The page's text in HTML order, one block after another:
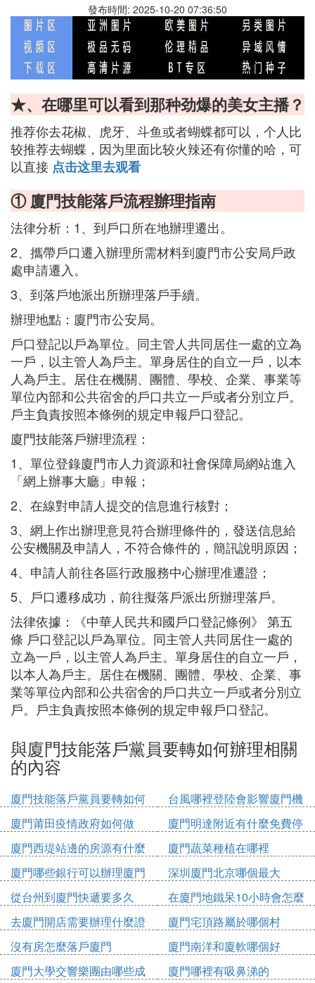
發布時間: 2025-10-20 07:36:50
★、在哪里可以看到那种劲爆的美女主播？
推荐你去花椒、虎牙、斗鱼或者蝴蝶都可以，个人比
较推荐去蝴蝶，因为里面比较火辣还有你懂的哈，可
以直接 点击这里去观看
① 廈門技能落戶流程辦理指南
法律分析：1、到戶口所在地辦理遷出。
2、攜帶戶口遷入辦理所需材料到廈門市公安局戶政
處申請遷入。
3、到落戶地派出所辦理落戶手續。
辦理地點：廈門市公安局。
戶口登記以戶為單位。同主管人共同居住一處的立為
一戶，以主管人為戶主。單身居住的自立一戶，以本
人為戶主。居住在機關、團體、學校、企業、事業等
單位內部和公共宿舍的戶口共立一戶或者分別立戶。
戶主負責按照本條例的規定申報戶口登記。
廈門技能落戶辦理流程：
1、單位登錄廈門市人力資源和社會保障局網站進入
「網上辦事大廳」申報；
2、在線對申請人提交的信息進行核對；
3、網上作出辦理意見符合辦理條件的，發送信息給
公安機關及申請人，不符合條件的，簡訊說明原因；
4、申請人前往各區行政服務中心辦理准遷證；
5、戶口遷移成功，前往擬落戶派出所辦理落戶。
法律依據：《中華人民共和國戶口登記條例》 第五
條 戶口登記以戶為單位。同主管人共同居住一處的
立為一戶，以主管人為戶主。單身居住的自立一戶，
以本人為戶主。居住在機關、團體、學校、企業、事
業等單位內部和公共宿舍的戶口共立一戶或者分別立
戶。戶主負責按照本條例的規定申報戶口登記。
與廈門技能落戶黨員要轉如何辦理相關
的內容
廈門技能落戶黨員要轉如何
辦理
台風哪裡登陸會影響廈門機
場
廈門莆田疫情政府如何做
廈門明達附近有什麼免費停
車位
廈門西堤站邊的房源有什麼
廈門蔬菜種植在哪裡
廈門哪些銀行可以辦理廈門
市民卡
深圳廈門北京哪個最大
從台州到廈門快遞要多久
在廈門地鐵呆10小時會怎麼
收費
去廈門開店需要辦理什麼證
件
廈門宅頂路屬於哪個村
沒有房怎麼落戶廈門
廈門南洋和廈軟哪個好
廈門大學交響樂團由哪些成
廈門哪裡有吸鼻涕的